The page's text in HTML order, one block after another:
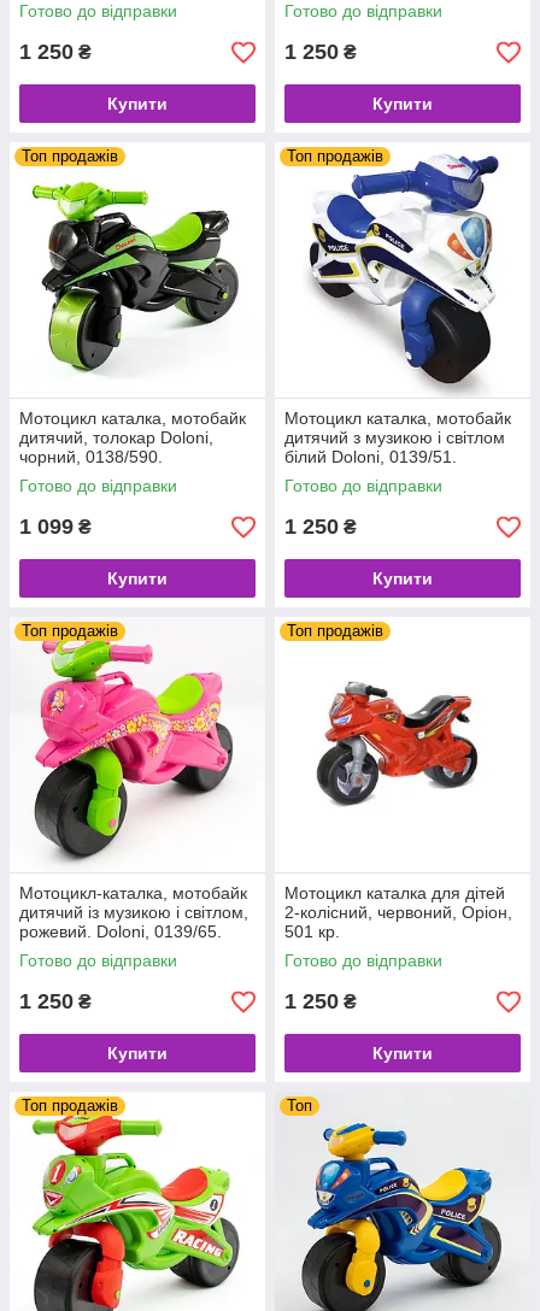
Готово до відправки
1 250 ₴
Купити
Готово до відправки
1 250 ₴
Купити
Топ продажів
Мотоцикл каталка, мотобайк
дитячий, толокар Doloni,
чорний, 0138/590.
Готово до відправки
1 099 ₴
Купити
Топ продажів
Мотоцикл каталка, мотобайк
дитячий з музикою і світлом
білий Doloni, 0139/51.
Готово до відправки
1 250 ₴
Купити
Топ продажів
Мотоцикл-каталка, мотобайк
дитячий із музикою і світлом,
рожевий. Doloni, 0139/65.
Готово до відправки
1 250 ₴
Купити
Топ продажів
Мотоцикл каталка для дітей
2-колісний, червоний, Оріон,
501 кр.
Готово до відправки
1 250 ₴
Купити
Топ продажів Топ